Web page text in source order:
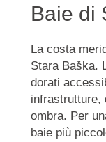
Baie di
La costa
Stara Baška.
dorati
infrastrutture,
ombra. Per
baie più